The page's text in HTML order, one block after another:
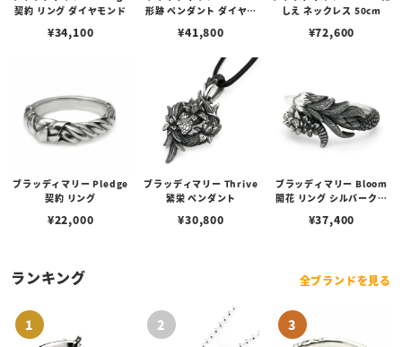
契約 リング ダイヤモンド
¥34,100
形跡 ペンダント ダイヤモ
¥41,800
しえ ネックレス 50cm
¥72,600
ブラッディマリー Pledge
契約 リング
¥22,000
ブラッディマリー Thrive
繁栄 ペンダント
¥30,800
ブラッディマリー Bloom
開花 リング シルバークロ
¥37,400
ランキング 全ブランドを見る